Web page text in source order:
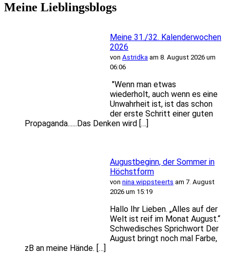
Meine Lieblingsblogs
Meine 31./32. Kalenderwochen
2026
von Astridka am 8. August 2026 um
06:06
"Wenn man etwas
wiederholt, auch wenn es eine
Unwahrheit ist, ist das schon
der erste Schritt einer guten
Propaganda......Das Denken wird […]
Augustbeginn, der Sommer in
Höchstform
von nina wippsteerts am 7. August
2026 um 15:19
Hallo Ihr Lieben. „Alles auf der
Welt ist reif im Monat August.“
Schwedisches Sprichwort Der
August bringt noch mal Farbe,
zB an meine Hände. […]